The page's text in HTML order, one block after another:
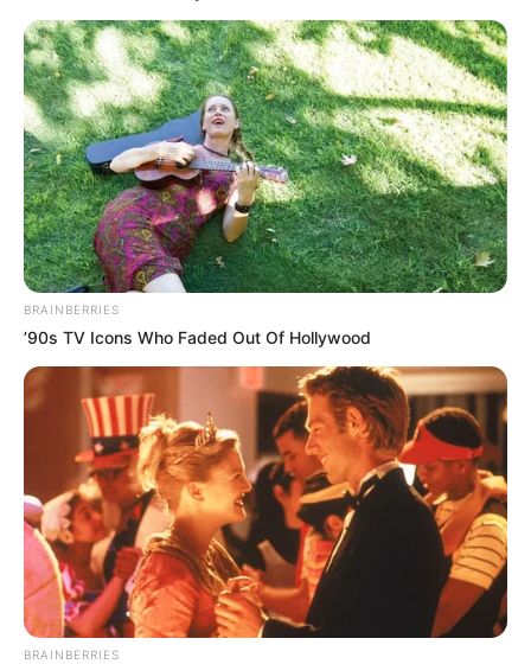
Un si grand soleil 21
mai 2026 : Atlan était
prêt à tuer Sabine
Clara dit à Salomé qu’elle a été incroyable lors
du sauvetage. Ensemble, elles vont manger une
glace. Plus tard, Clara dit à Salomé que ses
potes sont sympas.Clara a vu que Salomé
cata. Elle se sent mal face à Noura. Salomé dit
qu’il ne s’est rien passé entre Pablo et elle.
Clara lui dit qu’elle peut se confier si besoin, elle
ne trahit jamais un secret. En fait,Clara a vu ce
qui s’est passé sur le bivouac.
BRAINBERRIES
’90s TV Icons Who Faded Out Of Hollywood
BRAINBERRIES